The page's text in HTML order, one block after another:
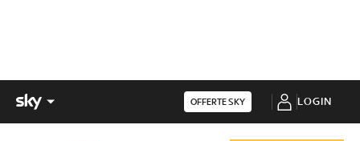
OFFERTE SKY LOGIN